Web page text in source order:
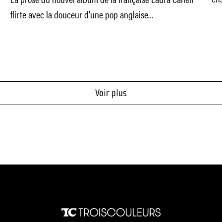
flirte avec la douceur d’une pop anglaise
Voir plus